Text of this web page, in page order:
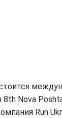
Nova
Run